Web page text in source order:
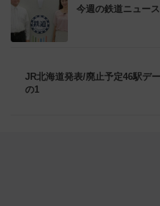
今週の鉄道ニュー
JR北海道発表/廃止予定46駅
の1